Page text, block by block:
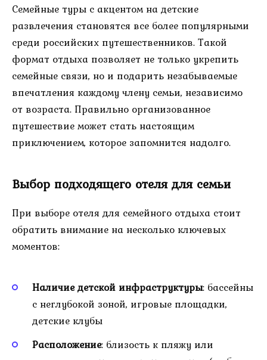
Семейные туры с акцентом на детские
развлечения становятся все более популярными
среди российских путешественников. Такой
формат отдыха позволяет не только укрепить
семейные связи, но и подарить незабываемые
впечатления каждому члену семьи, независимо
от возраста. Правильно организованное
путешествие может стать настоящим
приключением, которое запомнится надолго.
Выбор подходящего отеля для семьи
При выборе отеля для семейного отдыха стоит
обратить внимание на несколько ключевых
моментов:
Наличие детской инфраструктуры: бассейны
с неглубокой зоной, игровые площадки,
детские клубы
Расположение: близость к пляжу или